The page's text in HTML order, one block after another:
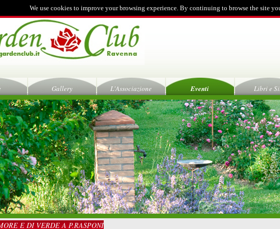
We use cookies to improve your browsing experience. By continuing to browse the site
Gallery L'Associazione Eventi Libri e
E DI VERDE A P.RASPONI